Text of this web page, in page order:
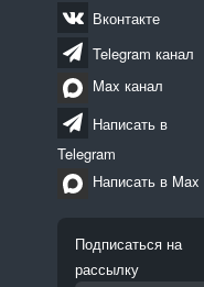
Вконтакте
Telegram канал
Max канал
Написать в
Telegram
Написать в Max
Подписаться на
рассылку